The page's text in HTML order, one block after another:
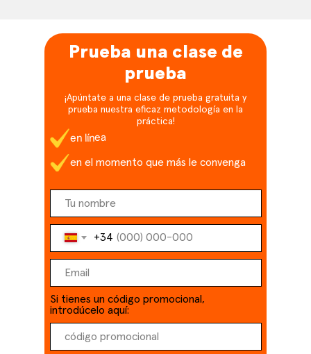
Prueba una clase de
prueba
¡Apúntate a una clase de prueba gratuita y
prueba nuestra eficaz metodología en la
práctica!
en línea
en el momento que más le convenga
+34
Si tienes un código promocional,
introdúcelo aquí: